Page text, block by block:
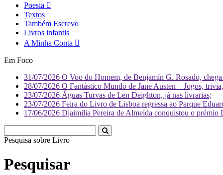
Poesia
Textos
Também Escrevo
Livros infantis
A Minha Conta
Em Foco
31/07/2026 O Voo do Homem, de Benjamín G. Rosado,
28/07/2026 O Fantástico Mundo de Jane Austen – Jogos,
23/07/2026 Águas Turvas de Len Deighton, já nas livrarias;
23/07/2026 Feira do Livro de Lisboa regressa ao Parque
17/06/2026 Djaimilia Pereira de Almeida conquistou o
Pesquisa sobre Liv
Pesquisar